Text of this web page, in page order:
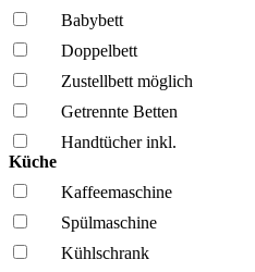
Babybett
Doppelbett
Zustellbett möglich
Getrennte Betten
Handtücher inkl.
Küche
Kaffee­maschine
Spül­maschine
Kühl­schrank